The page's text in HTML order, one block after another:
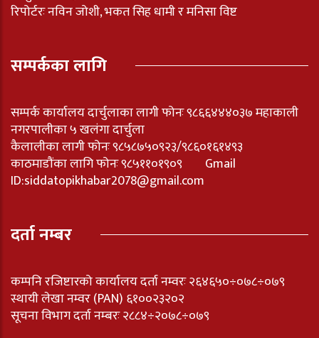
रिपोर्टरः नविन जोशी, भकत सिह धामी र मनिसा विष्ट
सम्पर्कका लागि
सम्पर्क कार्यालय दार्चुलाका लागी फोनः ९८६६४४४०३७ महाकाली
नगरपालीका ५ खलंगा दार्चुला
कैलालीका लागी फोनः ९८५८७५०९२३/९८६०१६१४९३
काठमाडौंका लागि फोनः ९८५११०१९०९ Gmail
ID:siddatopikhabar2078@gmail.com
दर्ता नम्बर
कम्पनि रजिष्टारको कार्यालय दर्ता नम्वरः २६४६५०÷०७८÷०७९
स्थायी लेखा नम्वर (PAN) ६१००२३२०२
सूचना विभाग दर्ता नम्बरः २८८४÷२०७८÷०७९